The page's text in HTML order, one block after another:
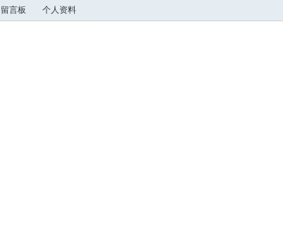
留言板 个人资料